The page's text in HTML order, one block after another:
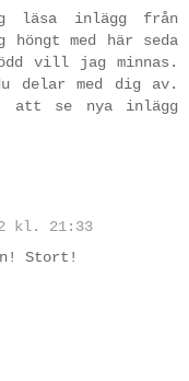
läsa inlägg från
med här seda
vill jag minnas.
delar med dig av.
se nya inlägg
kl. 21:33
Stort!